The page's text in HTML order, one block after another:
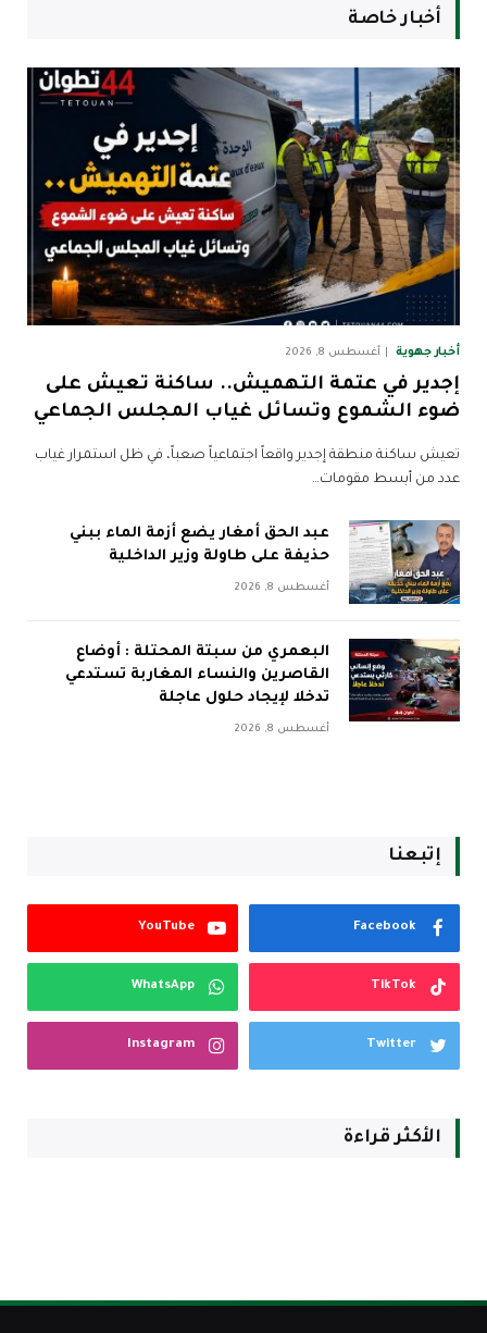
أخبار خاصة
أخبار جهوية أغسطس 8, 2026
إجدير في عتمة التهميش.. ساكنة تعيش على
ضوء الشموع وتسائل غياب المجلس الجماعي
تعيش ساكنة منطقة إجدير واقعاً اجتماعياً صعباً، في ظل استمرار غياب
عدد من أبسط مقومات…
عبد الحق أمغار يضع أزمة الماء ببني
حذيفة على طاولة وزير الداخلية
أغسطس 8, 2026
البعمري من سبتة المحتلة : أوضاع
القاصرين والنساء المغاربة تستدعي
تدخلا لإيجاد حلول عاجلة
أغسطس 8, 2026
إتبعنا
Facebook
YouTube
TikTok
WhatsApp
Twitter
Instagram
الأكثر قراءة